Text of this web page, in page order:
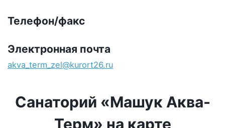
Телефон/факс
Электронная почта
akva_term_zel@kurort26.ru
Санаторий «Машук Аква-
Терм» на карте